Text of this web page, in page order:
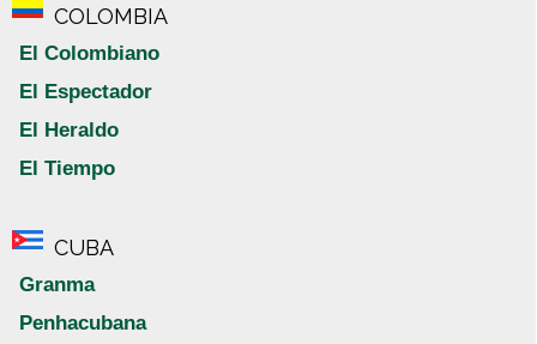
COLOMBIA
El Colombiano
El Espectador
El Heraldo
El Tiempo
CUBA
Granma
Penhacubana